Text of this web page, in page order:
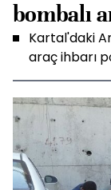
bombalı
Kartal'daki
araç ihbarı